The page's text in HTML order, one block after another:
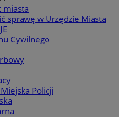
miasta
sprawę w Urzędzie Miasta
Cywilnego
Policji